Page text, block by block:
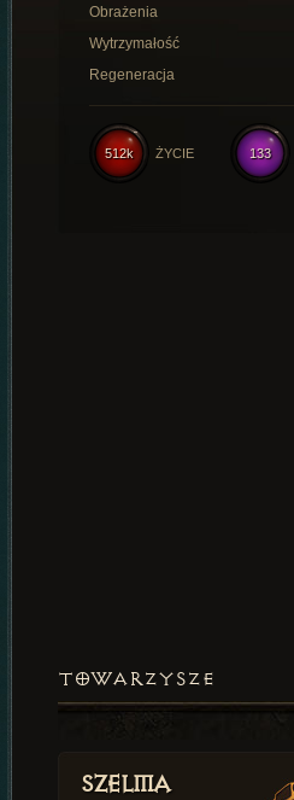
Obrażenia
Wytrzymałość
Regeneracja
133
512k ŻYCIE
TOWARZYSZE
Szelma